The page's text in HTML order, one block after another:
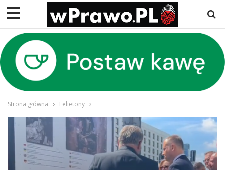
Strona główna Felietony